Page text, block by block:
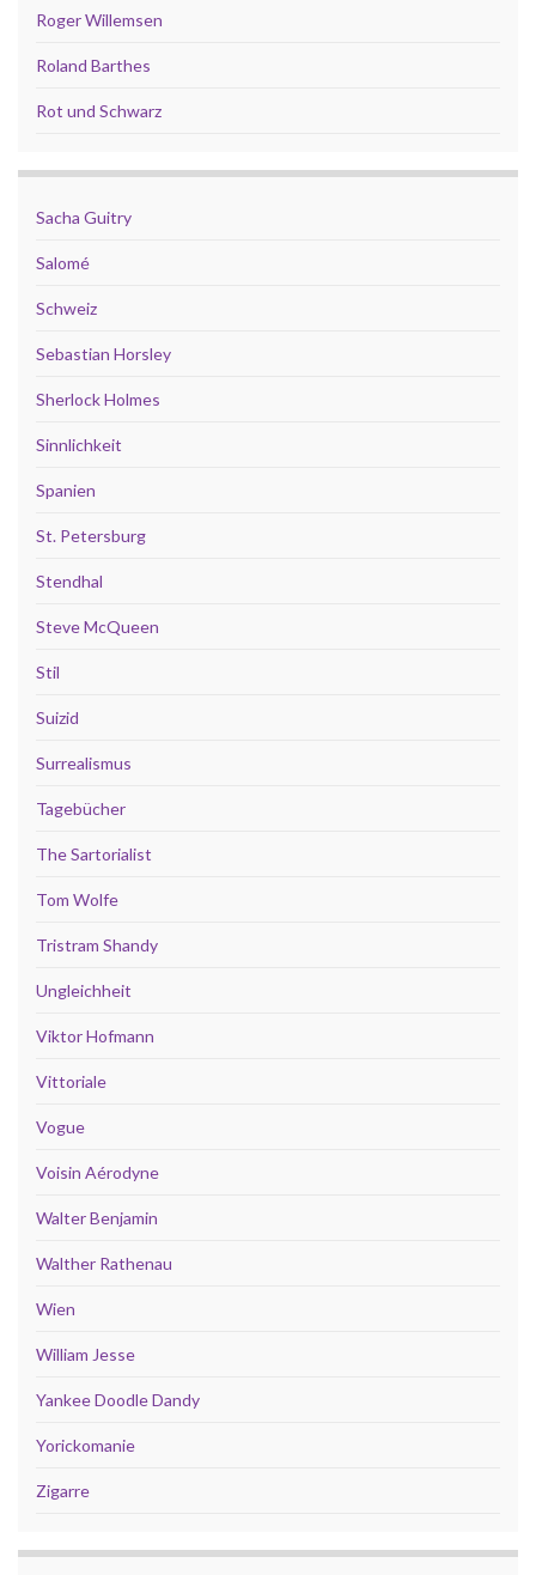
Roger Willemsen
Roland Barthes
Rot und Schwarz
Sacha Guitry
Salomé
Schweiz
Sebastian Horsley
Sherlock Holmes
Sinnlichkeit
Spanien
St. Petersburg
Stendhal
Steve McQueen
Stil
Suizid
Surrealismus
Tagebücher
The Sartorialist
Tom Wolfe
Tristram Shandy
Ungleichheit
Viktor Hofmann
Vittoriale
Vogue
Voisin Aérodyne
Walter Benjamin
Walther Rathenau
Wien
William Jesse
Yankee Doodle Dandy
Yorickomanie
Zigarre